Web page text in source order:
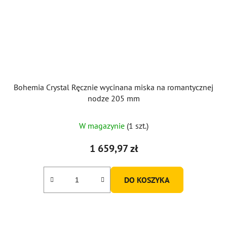
Bohemia Crystal Ręcznie wycinana miska na romantycznej
nodze 205 mm
W magazynie (1 szt.)
1 659,97 zł
DO KOSZYKA